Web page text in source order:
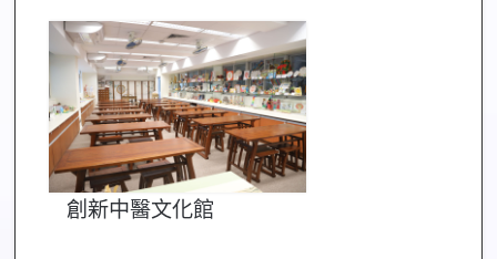
創新中醫文化館